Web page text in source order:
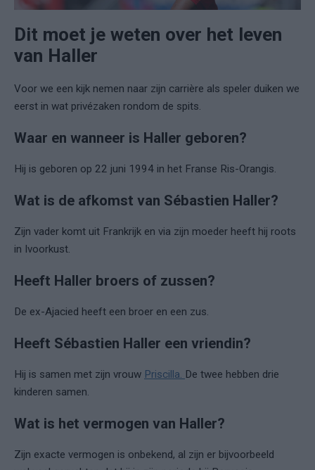
Dit moet je weten over het leven
van Haller
Voor we een kijk nemen naar zijn carrière als speler duiken we
eerst in wat privézaken rondom de spits.
Waar en wanneer is Haller geboren?
Hij is geboren op 22 juni 1994 in het Franse Ris-Orangis.
Wat is de afkomst van Sébastien Haller?
Zijn vader komt uit Frankrijk en via zijn moeder heeft hij roots
in Ivoorkust.
Heeft Haller broers of zussen?
De ex-Ajacied heeft een broer en een zus.
Heeft Sébastien Haller een vriendin?
Hij is samen met zijn vrouw Priscilla. De twee hebben drie
kinderen samen.
Wat is het vermogen van Haller?
Zijn exacte vermogen is onbekend, al zijn er bijvoorbeeld